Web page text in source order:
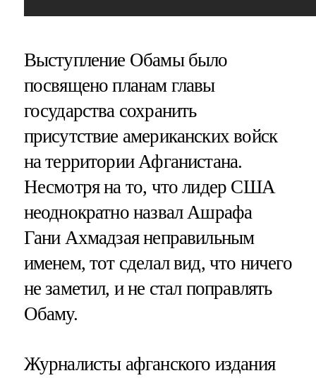
Выступление Обамы было
посвящено планам главы
государства сохранить
присутствие американских войск
на территории Афганистана.
Несмотря на то, что лидер США
неоднократно назвал Ашрафа
Гани Ахмадзая неправильным
именем, тот сделал вид, что ничего
не заметил, и не стал поправлять
Обаму.
Журналисты афганского издания